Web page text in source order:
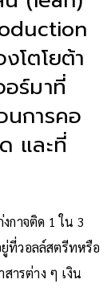
โตโยต้า
อร์มาที่
นการคอ
และที่
กาจติด 1 ใน 3
ยู่ที่วอลล์สตรีทหรือ
ารต่าง ๆ เงิน